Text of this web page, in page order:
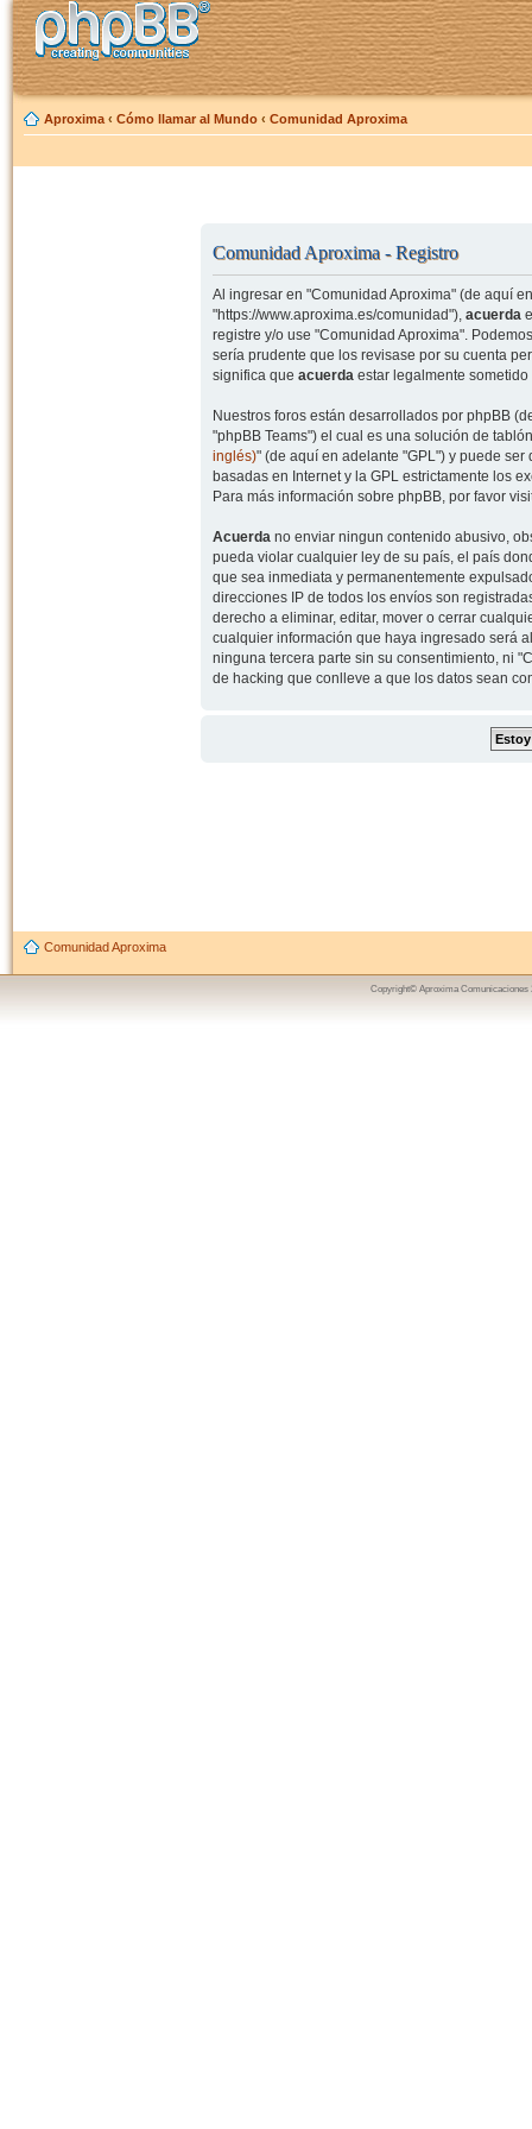
Aproxima ‹ Cómo llamar al Mundo ‹ Comunidad Aproxima
Comunidad Aproxima - Registro
Al ingresar en "Comunidad Aproxima" (de aquí
"https://www.aproxima.es/comunidad"), acuerda
registre y/o use "Comunidad Aproxima".
sería prudente que los revisase por su cuenta
significa que acuerdaestar legalmente sometido
Nuestros foros están desarrollados por phpBB
"phpBB Teams") el cual es una solución de
inglés)" (de aquí en adelante "GPL") y puede
basadas en Internet y la GPL estrictamente los
Para más información sobre phpBB, por favor
Acuerdano enviar ningun contenido abusivo,
pueda violar cualquier ley de su país, el país
que sea inmediata y permanentemente
direcciones IP de todos los envíos son
derecho a eliminar, editar, mover o cerrar
cualquier información que haya ingresado será
ninguna tercera parte sin su consentimiento, ni
de hacking que conlleve a que los datos sean
Comunidad Aproxima
Copyright© Aproxima Comunicaciones